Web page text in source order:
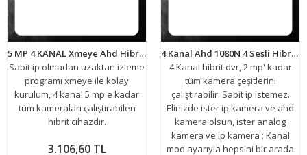
5 MP 4 KANAL Xmeye Ahd Hibrit 5IN1 HİBRİT H265+ Kamera Kayıt Cihazı ARNA-4004
Sabit ip olmadan uzaktan izleme
programı xmeye ile kolay
kurulum, 4 kanal 5 mp e kadar
tüm kameraları çalıştırabilen
hibrit cihazdır.
3.106,60 TL
4 Kanal Ahd 1080N 4 Sesli Hibrit Dvr Metal Kasa Xmeye H265+ Kamera Kayıt Cihazı ARNA-4422
4 Kanal hibrit dvr, 2 mp' kadar
tüm kamera çeşitlerini
çalıştırabilir. Sabit ip istemez.
Elinizde ister ip kamera ve ahd
kamera olsun, ister analog
kamera ve ip kamera ; Kanal
mod ayarıyla hepsini bir arada